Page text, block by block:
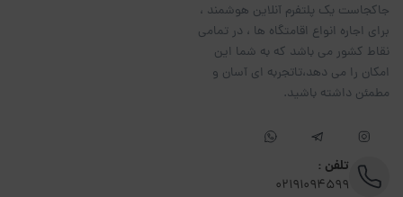
جاکجاست یک پلتفرم آنلاین هوشمند ،
برای اجاره انواع اقامتگاه ها ، در تمامی
نقاط کشور می باشد که به شما این
امکان را می دهد،تاتجربه ای آسان و
مطمئن داشته باشید.
تلفن :
02191094599